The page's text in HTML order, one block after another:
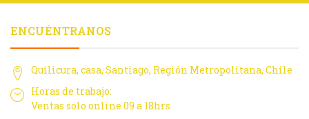
ENCUÉNTRANOS
Quilicura, casa, Santiago, Región Metropolitana, Chile
Horas de trabajo:
Ventas solo online 09 a 18hrs